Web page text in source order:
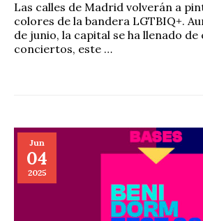
Las calles de Madrid volverán a
colores de la bandera LGTBIQ+.
de junio, la capital se ha llenado de
conciertos, este …
Jun
04
2025